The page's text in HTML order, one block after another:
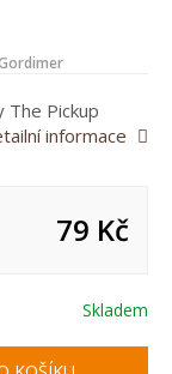
The Pickup
informace
79 Kč
Skladem